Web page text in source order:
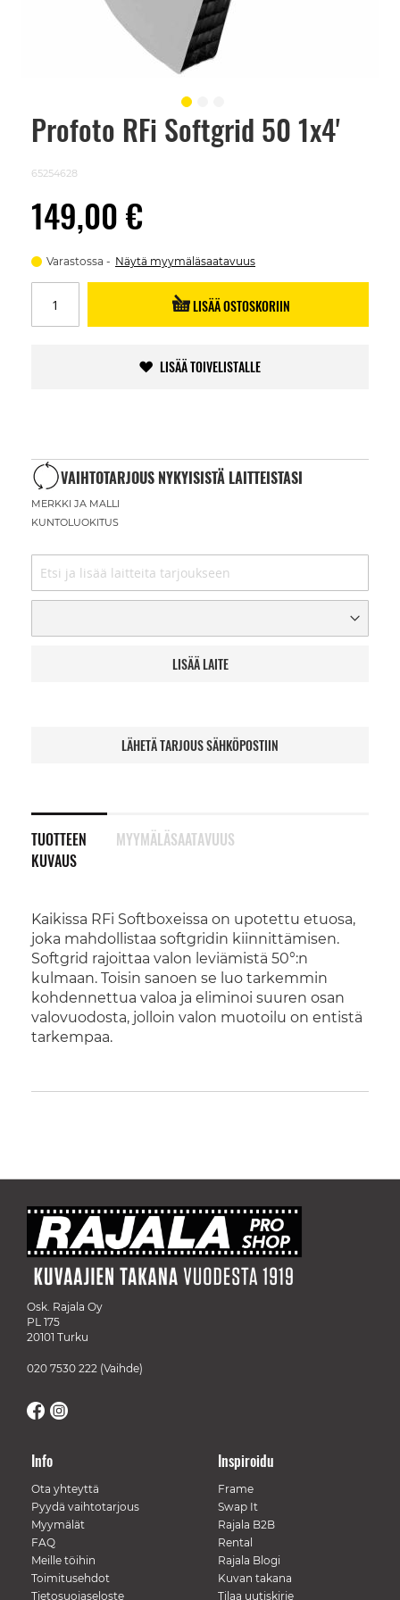
Profoto RFi Softgrid 50 1x4'
65254628
149,00 €
Varastossa Näytä myymäläsaatavuus
LISÄÄ OSTOSKORIIN
LISÄÄ TOIVELISTALLE
VAIHTOTARJOUS NYKYISISTÄ LAITTEISTASI
MERKKI JA MALLI
KUNTOLUOKITUS
LISÄÄ LAITE
LÄHETÄ TARJOUS SÄHKÖPOSTIIN
TUOTTEEN
KUVAUS
Kaikissa RFi Softboxeissa on upotettu etuosa,
joka mahdollistaa softgridin kiinnittämisen.
Softgrid rajoittaa valon leviämistä 50°:n
kulmaan. Toisin sanoen se luo tarkemmin
kohdennettua valoa ja eliminoi suuren osan
valovuodosta, jolloin valon muotoilu on entistä
tarkempaa.
MYYMÄLÄSAATAVUUS
Skip
images
gallery
Osk. Rajala Oy
PL 175
20101 Turku
020 7530 222 (Vaihde)
Info
Ota yhteyttä
Pyydä vaihtotarjous
Myymälät
FAQ
Meille töihin
Toimitusehdot
Tietosuojaseloste
Inspiroidu
Frame
Swap It
Rajala B2B
Rental
Rajala Blogi
Kuvan takana
Tilaa uutiskirje